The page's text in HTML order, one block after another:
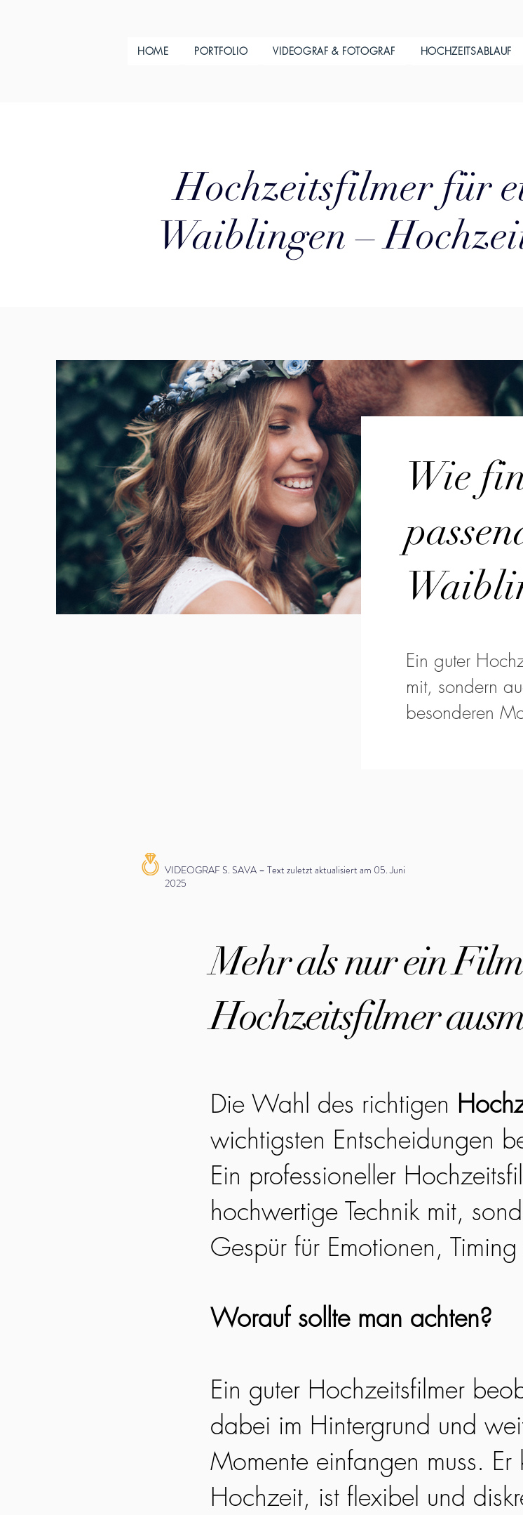
HOME PORTFOLIO VIDEOGRAF & FOTOGRAF HOCHZEITSABLAUF
Hochzeitsfilmer für
Waiblingen –
Wie
Ein guter
mit, sondern
besonderen
VIDEOGRAF S. SAVA – Text zuletzt aktualisiert am 05. Juni
2025
Mehr als nur ein
Hochzeitsfilmer
Die Wahl des richtigen
wichtigsten Entscheidungen
Ein professioneller
hochwertige Technik mit,
Gespür für Emotionen,
Worauf sollte man achten?
Ein guter Hochzeitsfilmer
dabei im Hintergrund und
Momente einfangen muss.
Hochzeit, ist flexibel und